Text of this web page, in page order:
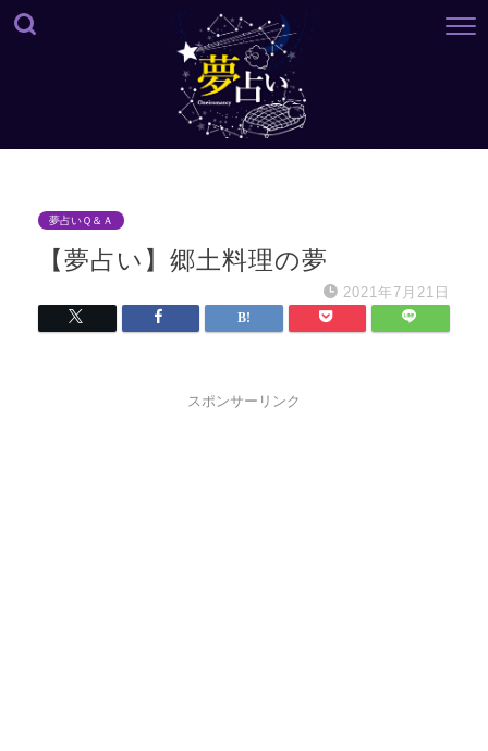
夢占いＱ＆Ａ
【夢占い】郷土料理の夢
2021年7月21日
スポンサーリンク